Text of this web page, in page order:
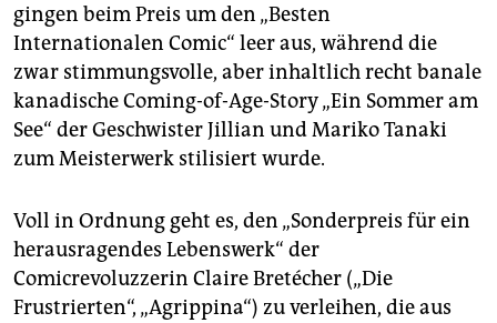
gingen beim Preis um den „Besten
Internationalen Comic“ leer aus, während die
zwar stimmungsvolle, aber inhaltlich recht banale
kanadische Coming-of-Age-Story „Ein Sommer am
See“ der Geschwister Jillian und Mariko Tanaki
zum Meisterwerk stilisiert wurde.
Voll in Ordnung geht es, den „Sonderpreis für ein
herausragendes Lebenswerk“ der
Comicrevoluzzerin Claire Bretécher („Die
Frustrierten“, „Agrippina“) zu verleihen, die aus